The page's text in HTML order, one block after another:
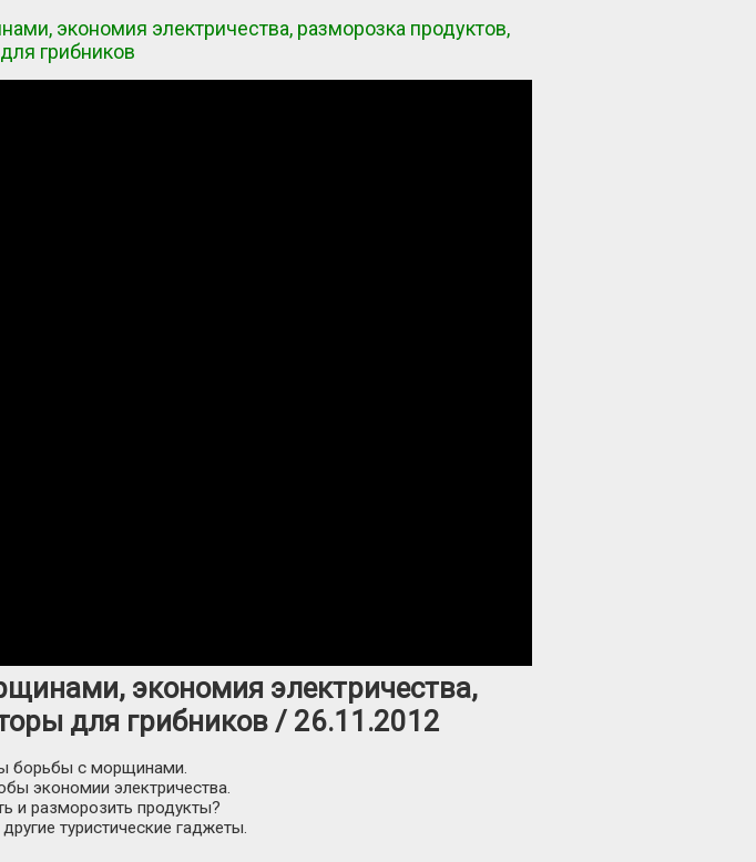
экономия электричества, разморозка продуктов,
грибников
экономия электричества,
для грибников / 26.11.2012
борьбы с морщинами.
экономии электричества.
и разморозить продукты?
туристические гаджеты.